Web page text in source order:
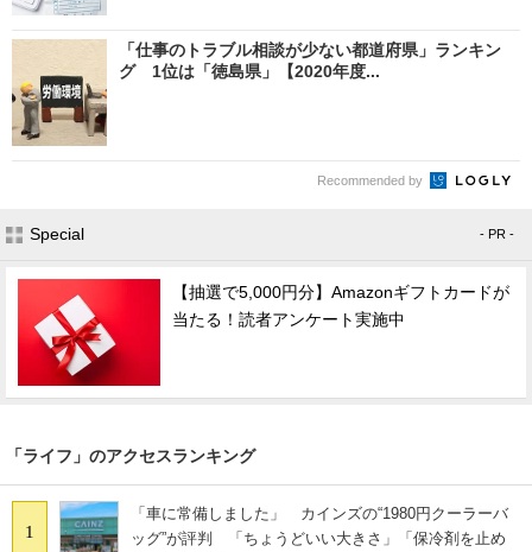
「仕事のトラブル相談が少ない都道府県」ランキン
グ 1位は「徳島県」【2020年度...
Recommended by
Special - PR -
【抽選で5,000円分】Amazonギフトカードが
当たる！読者アンケート実施中
「ライフ」のアクセスランキング
1
「車に常備しました」 カインズの“1980円クーラーバ
ッグ”が評判 「ちょうどいい大きさ」「保冷剤を止め